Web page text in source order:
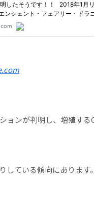
ョンが判明し、増殖する
している傾向にあります。